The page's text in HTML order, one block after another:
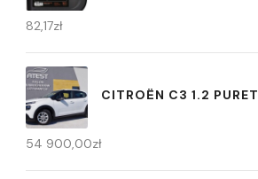
82,17zł
CITROËN C3 1.2
54 900,00zł